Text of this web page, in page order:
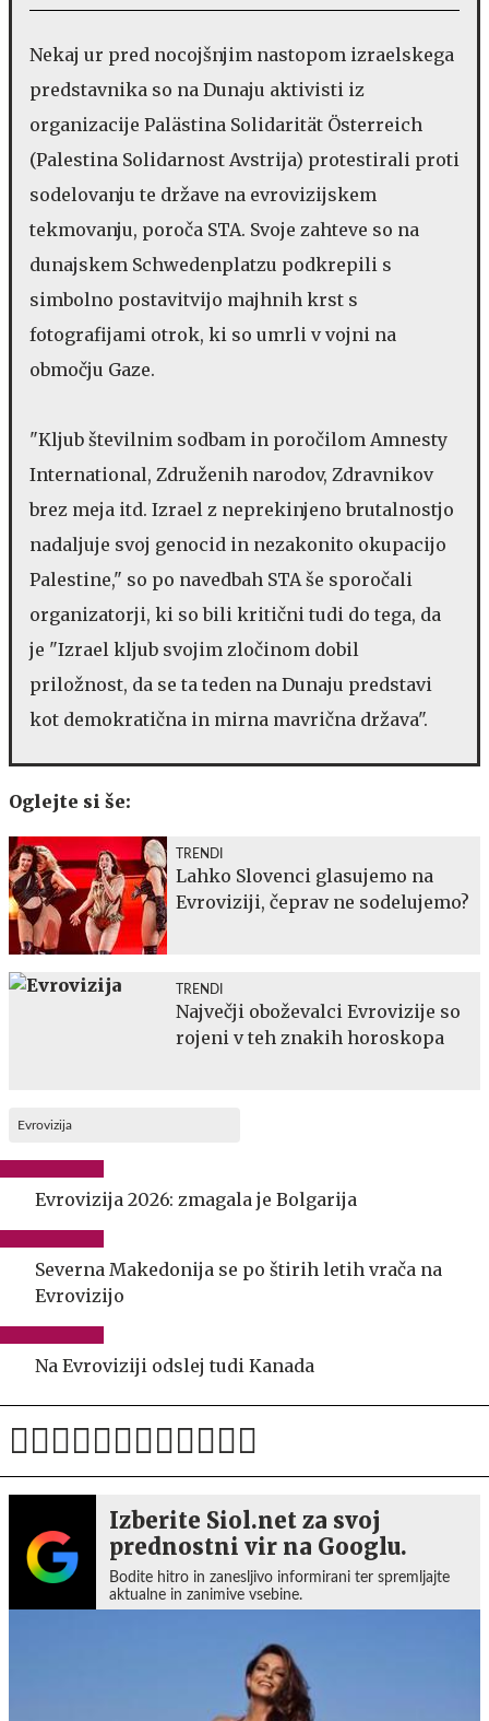
Nekaj ur pred nocojšnjim nastopom izraelskega
predstavnika so na Dunaju aktivisti iz
organizacije Palästina Solidarität Österreich
(Palestina Solidarnost Avstrija) protestirali proti
sodelovanju te države na evrovizijskem
tekmovanju, poroča STA. Svoje zahteve so na
dunajskem Schwedenplatzu podkrepili s
simbolno postavitvijo majhnih krst s
fotografijami otrok, ki so umrli v vojni na
območju Gaze.
"Kljub številnim sodbam in poročilom Amnesty
International, Združenih narodov, Zdravnikov
brez meja itd. Izrael z neprekinjeno brutalnostjo
nadaljuje svoj genocid in nezakonito okupacijo
Palestine," so po navedbah STA še sporočali
organizatorji, ki so bili kritični tudi do tega, da
je "Izrael kljub svojim zločinom dobil
priložnost, da se ta teden na Dunaju predstavi
kot demokratična in mirna mavrična država".
Oglejte si še:
TRENDI
Lahko Slovenci glasujemo na
Evroviziji, čeprav ne sodelujemo?
TRENDI
Največji oboževalci Evrovizije so
rojeni v teh znakih horoskopa
Evrovizija
Evrovizija 2026: zmagala je Bolgarija
Severna Makedonija se po štirih letih vrača na
Evrovizijo
Na Evroviziji odslej tudi Kanada
Izberite Siol.net za svoj
prednostni vir na Googlu.
Bodite hitro in zanesljivo informirani ter spremljajte
aktualne in zanimive vsebine.